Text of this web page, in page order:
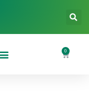
0